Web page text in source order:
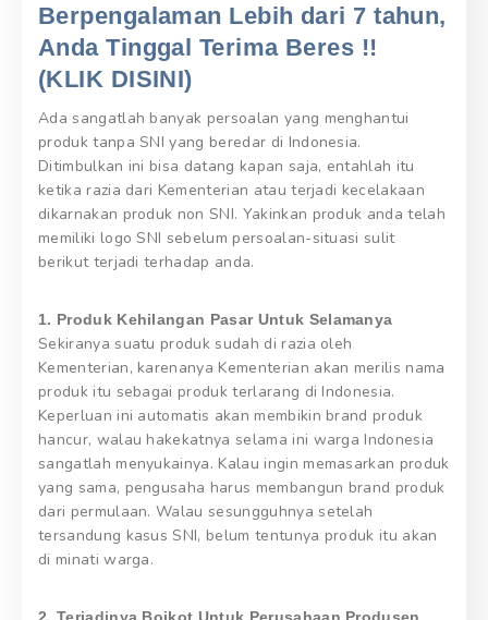
Berpengalaman Lebih dari 7 tahun,
Anda Tinggal Terima Beres !!
(KLIK DISINI)
Ada sangatlah banyak persoalan yang menghantui
produk tanpa SNI yang beredar di Indonesia.
Ditimbulkan ini bisa datang kapan saja, entahlah itu
ketika razia dari Kementerian atau terjadi kecelakaan
dikarnakan produk non SNI. Yakinkan produk anda telah
memiliki logo SNI sebelum persoalan-situasi sulit
berikut terjadi terhadap anda.
1. Produk Kehilangan Pasar Untuk Selamanya
Sekiranya suatu produk sudah di razia oleh
Kementerian, karenanya Kementerian akan merilis nama
produk itu sebagai produk terlarang di Indonesia.
Keperluan ini automatis akan membikin brand produk
hancur, walau hakekatnya selama ini warga Indonesia
sangatlah menyukainya. Kalau ingin memasarkan produk
yang sama, pengusaha harus membangun brand produk
dari permulaan. Walau sesungguhnya setelah
tersandung kasus SNI, belum tentunya produk itu akan
di minati warga.